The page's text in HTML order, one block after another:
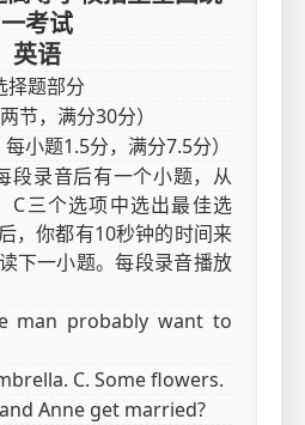
一考试
英语
择题部分
节，满分30分）
小题1.5分，满分7.5分）
段录音后有一个小题，从
C三个选项中选出最佳选
，你都有10秒钟的时间来
下一小题。每段录音播放
man probably want to
C. Some flowers.
Anne get married?